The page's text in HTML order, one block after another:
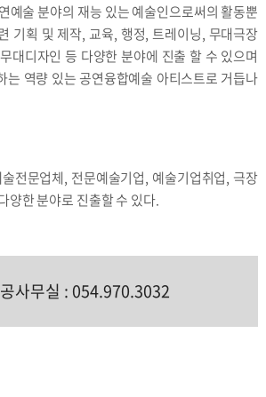
예술 분야의 재능 있는 예술인으로써의 활동뿐
기획 및 제작, 교육, 행정, 트레이닝, 무대극장
대디자인 등 다양한 분야에 진출 할 수 있으며
는 역량 있는 공연융합예술 아티스트로 거듭나
전문업체, 전문예술기업, 예술기업취업, 극장
양한 분야로 진출할 수 있다.
사무실 : 054.970.3032